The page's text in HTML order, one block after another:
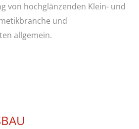
von hochglänzenden Klein- und
und
allgemein.